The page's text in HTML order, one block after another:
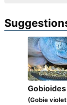
(Gobie